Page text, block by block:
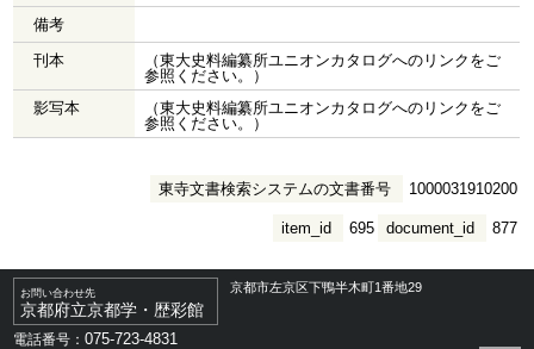
備考
刊本
（東大史料編纂所ユニオンカタログへのリンクをご
参照ください。）
影写本
（東大史料編纂所ユニオンカタログへのリンクをご
参照ください。）
東寺文書検索システムの文書番号 1000031910200
document_id 877
item_id 695
お問い合わせ先
京都府立京都学・歴彩館
京都市左京区下鴨半木町1番地29
電話番号：075-723-4831